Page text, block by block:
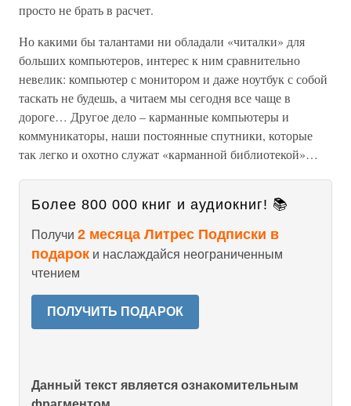
просто не брать в расчет.
Но какими бы талантами ни обладали «читалки» для
больших компьютеров, интерес к ним сравнительно
невелик: компьютер с монитором и даже ноутбук с собой
таскать не будешь, а читаем мы сегодня все чаще в
дороге… Другое дело – карманные компьютеры и
коммуникаторы, наши постоянные спутники, которые
так легко и охотно служат «карманной библиотекой»…
Более 800 000 книг и аудиокниг! 📚
Получи 2 месяца Литрес Подписки в
подарок и наслаждайся неограниченным
чтением
ПОЛУЧИТЬ ПОДАРОК
Данный текст является ознакомительным